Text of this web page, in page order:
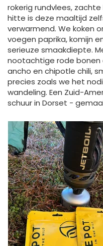
rokerig rundvlees,
hitte is deze maaltijd
verwarmend. We koken
voegen paprika, komijn
serieuze smaakdiepte.
nootachtige rode bonen
ancho en chipotle chili,
precies zoals we het
wandeling. Een Zuid-
schuur in Dorset -